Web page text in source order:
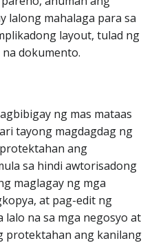
lalong mahalaga para sa
layout, tulad ng
dokumento.
ng mas mataas
tayong magdagdag ng
ang
sa hindi awtorisadong
maglagay ng mga
at pag-edit ng
na sa mga negosyo at
protektahan ang kanilang